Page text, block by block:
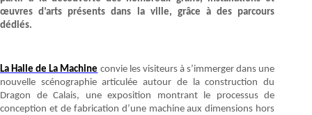
œuvres d’arts présents dans la ville, grâce à des parcours
dédiés.
La Halle de La Machine convie les visiteurs à s’immerger dans une
nouvelle scénographie articulée autour de la construction du
Dragon de Calais, une exposition montrant le processus de
conception et de fabrication d’une machine aux dimensions hors